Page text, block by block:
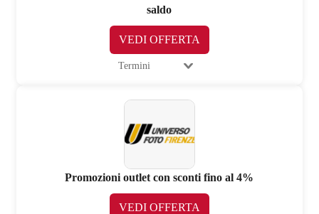
saldo
VEDI OFFERTA
Termini
Promozioni outlet con sconti fino al 4%
VEDI OFFERTA